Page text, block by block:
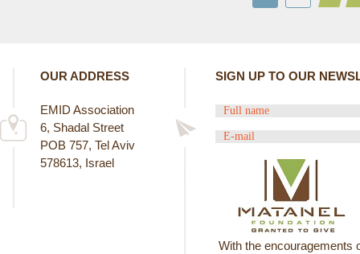
OUR ADDRESS
EMID Association
6, Shadal Street
POB 757, Tel Aviv
578613, Israel
SIGN UP TO OUR
With the encouragements